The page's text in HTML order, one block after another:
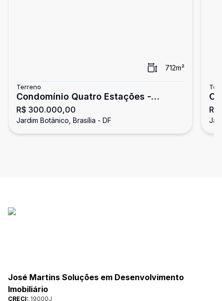
712m²
Terreno
Condomínio Quatro Estações -
Terreno escriturado com 713m² -
Jardim Botânico
R$ 300.000,00
Jardim Botânico, Brasília - DF
José Martins Soluções em Desenvolvimento
Imobiliário
CRECI: 19000J